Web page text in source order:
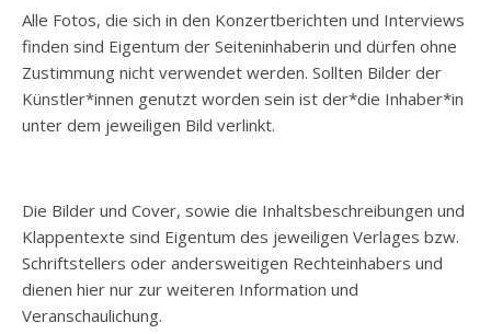
Alle Fotos, die sich in den Konzertberichten und Interviews
finden sind Eigentum der Seiteninhaberin und dürfen ohne
Zustimmung nicht verwendet werden. Sollten Bilder der
Künstler*innen genutzt worden sein ist der*die Inhaber*in
unter dem jeweiligen Bild verlinkt.
Die Bilder und Cover, sowie die Inhaltsbeschreibungen und
Klappentexte sind Eigentum des jeweiligen Verlages bzw.
Schriftstellers oder andersweitigen Rechteinhabers und
dienen hier nur zur weiteren Information und
Veranschaulichung.